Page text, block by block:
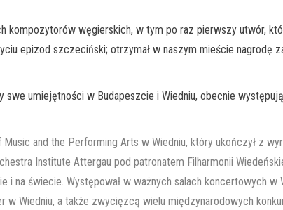
kompozytorów węgierskich, w tym po raz pierwszy utwór,
epizod szczeciński; otrzymał w naszym mieście nagrodę
swe umiejętności w Budapeszcie i Wiedniu, obecnie
and the Performing Arts w Wiedniu, który ukończył z
Institute Attergau pod patronatem Filharmonii
na świecie. Występował w ważnych salach koncertowych w
Wiedniu, a także zwycięzcą wielu międzynarodowych